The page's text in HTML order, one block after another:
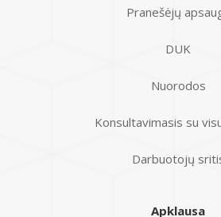
Pranešėjų
DUK
Nuorodos
Konsultavimasis su
Darbuotojų
Apklausa